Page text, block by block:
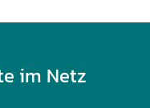
im Netz